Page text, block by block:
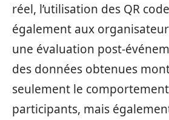
réel, l’utilisation des QR
également aux
une évaluation post-
des données obtenues
seulement le
participants, mais